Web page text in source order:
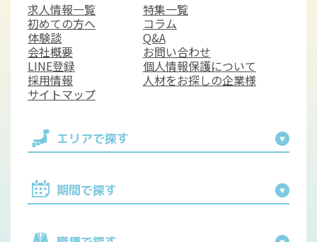
エリアで探す
期間で探す
求人情報一覧
特集一覧
初めての方へ
コラム
体験談
Q&A
会社概要
お問い合わせ
LINE登録
個人情報保護について
採用情報
人材をお探しの企業様
サイトマップ